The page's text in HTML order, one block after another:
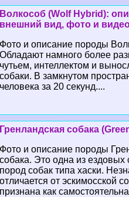
Волкособ (Wolf Hybrid):
внешний вид, фото и
Фото и описание породы
Обладают намного более
чутьем, интеллектом и
собаки. В замкнутом
человека за 20 секунд....
Гренландская собака
Фото и описание породы
собака. Это одна из ездовых
пород собак типа хаски.
отличается от эскимосской
признана как